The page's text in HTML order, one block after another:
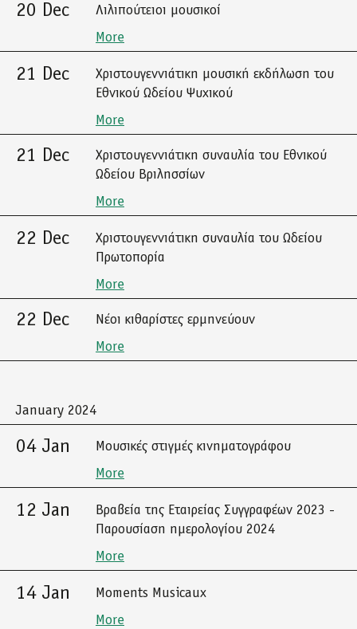
20 Dec
Λιλιπούτειοι μουσικοί
More
21 Dec
Χριστουγεννιάτικη μουσική εκδήλωση του
Εθνικού Ωδείου Ψυχικού
More
21 Dec
Χριστουγεννιάτικη συναυλία του Εθνικού
Ωδείου Βριλησσίων
More
22 Dec
Χριστουγεννιάτικη συναυλία του Ωδείου
Πρωτοπορία
More
22 Dec
Νέοι κιθαρίστες ερμηνεύουν
More
January 2024
04 Jan
Μουσικές στιγμές κινηματογράφου
More
12 Jan
Βραβεία της Εταιρείας Συγγραφέων 2023 -
Παρουσίαση ημερολογίου 2024
More
14 Jan
Moments Musicaux
More